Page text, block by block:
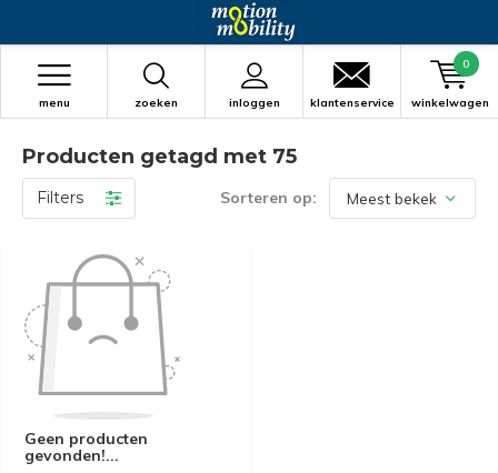
zoeken inloggen
menu klantenservice winkelwagen
0
Producten getagd met 75
Filters Sorteren op:
Geen producten
gevonden!...